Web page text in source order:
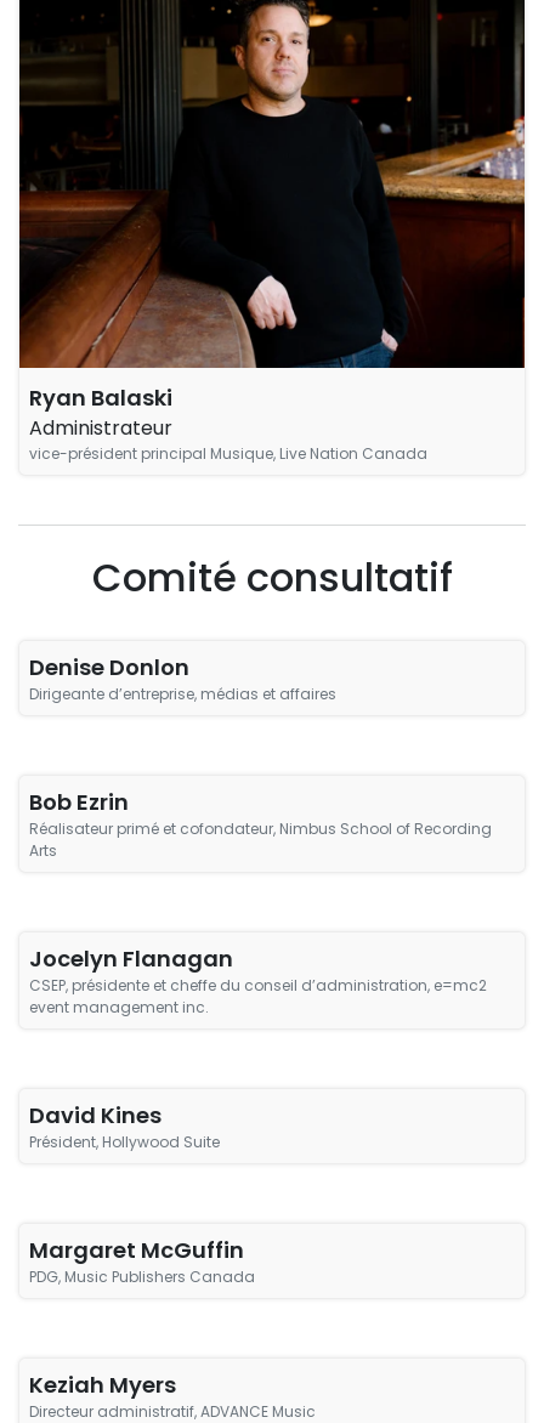
Ryan Balaski
Administrateur
vice-président principal Musique, Live Nation Canada
Comité consultatif
Denise Donlon
Dirigeante d’entreprise, médias et affaires
Bob Ezrin
Réalisateur primé et cofondateur, Nimbus School of Recording
Arts
Jocelyn Flanagan
CSEP, présidente et cheffe du conseil d’administration, e=mc2
event management inc.
David Kines
Président, Hollywood Suite
Margaret McGuffin
PDG, Music Publishers Canada
Keziah Myers
Directeur administratif, ADVANCE Music